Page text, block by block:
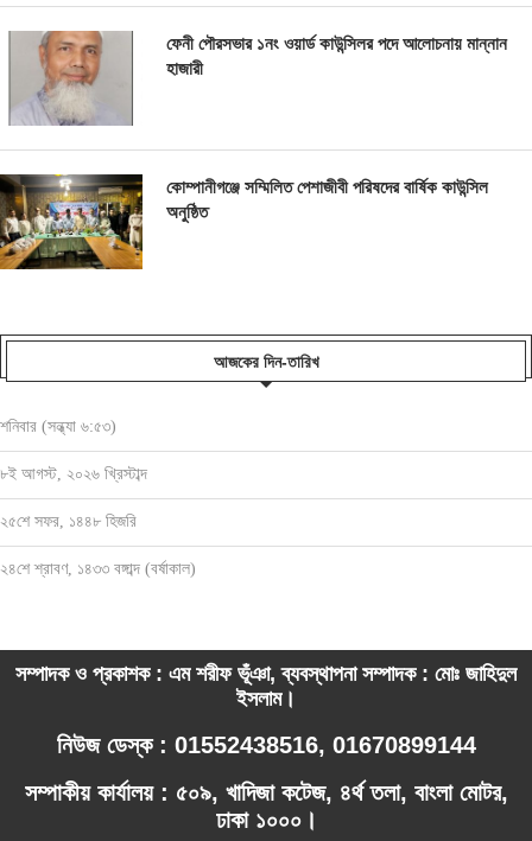
ফেনী পৌরসভার ১নং ওয়ার্ড কাউন্সিলর পদে আলোচনায় মান্নান
হাজারী
কোম্পানীগঞ্জে সম্মিলিত পেশাজীবী পরিষদের বার্ষিক কাউন্সিল
অনুষ্ঠিত
আজকের দিন-তারিখ
শনিবার (সন্ধ্যা ৬:৫৩)
৮ই আগস্ট, ২০২৬ খ্রিস্টাব্দ
২৫শে সফর, ১৪৪৮ হিজরি
২৪শে শ্রাবণ, ১৪৩৩ বঙ্গাব্দ (বর্ষাকাল)
সম্পাদক ও প্রকাশক : এম শরীফ ভূঁঞা, ব্যবস্থাপনা সম্পাদক : মোঃ জাহিদুল
ইসলাম।
নিউজ ডেস্ক : 01552438516, 01670899144
সম্পাকীয় কার্যালয় : ৫০৯, খাদিজা কটেজ, ৪র্থ তলা, বাংলা মোটর,
ঢাকা ১০০০।